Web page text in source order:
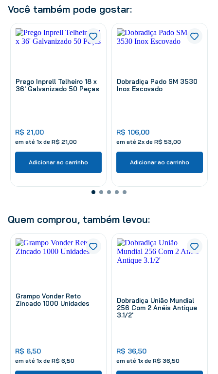
Você também pode gostar:
Prego Inprell Telheiro 18 x
36' Galvanizado 50 Peças
R$ 21,00
em até 1x de R$ 21,00
Adicionar ao carrinho
Dobradiça Pado SM 3530
Inox Escovado
R$ 106,00
em até 2x de R$ 53,00
Adicionar ao carrinho
Quem comprou, também levou:
Grampo Vonder Reto
Zincado 1000 Unidades
R$ 6,50
em até 1x de R$ 6,50
Dobradiça União Mundial
256 Com 2 Anéis Antique
3.1/2'
R$ 36,50
em até 1x de R$ 36,50